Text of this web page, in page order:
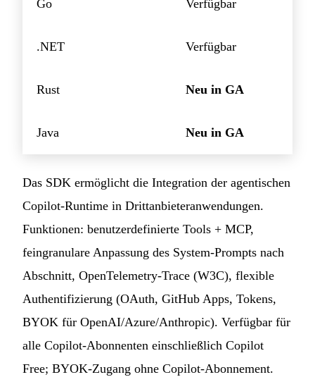
Go Verfügbar
.NET Verfügbar
Rust Neu in GA
Java Neu in GA
Das SDK ermöglicht die Integration der agentischen
Copilot-Runtime in Drittanbieteranwendungen.
Funktionen: benutzerdefinierte Tools + MCP,
feingranulare Anpassung des System-Prompts nach
Abschnitt, OpenTelemetry-Trace (W3C), flexible
Authentifizierung (OAuth, GitHub Apps, Tokens,
BYOK für OpenAI/Azure/Anthropic). Verfügbar für
alle Copilot-Abonnenten einschließlich Copilot
Free; BYOK-Zugang ohne Copilot-Abonnement.